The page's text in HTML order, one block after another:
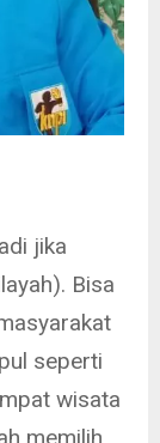
jika
Bisa
seperti
wisata